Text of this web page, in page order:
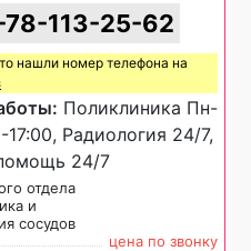
113-25-62
нашли номер телефона на
Поликлиника Пн-
Радиология 24/7,
24/7
отдела
и
сосудов
цена по звонку